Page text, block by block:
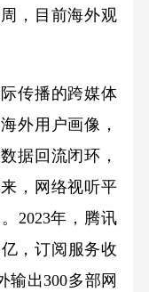
，目前海外观
传播的跨媒体
外用户画像，
据回流闭环，
，网络视听平
2023年，腾讯
，订阅服务收
输出300多部网